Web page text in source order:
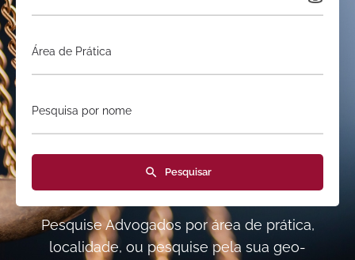
Área de Prática
Pesquisa por nome
Pesquisar
Pesquise Advogados por área de prática,
localidade, ou pesquise pela sua geo-